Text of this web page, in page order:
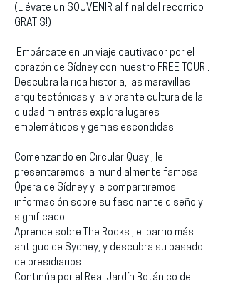
(Llévate un SOUVENIR al final del recorrido
GRATIS!)
corazón de Sídney con nuestro FREE TOUR .
Descubra la rica historia, las maravillas
arquitectónicas y la vibrante cultura de la
ciudad mientras explora lugares
emblemáticos y gemas escondidas.
Comenzando en Circular Quay , le
presentaremos la mundialmente famosa
Ópera de Sídney y le compartiremos
información sobre su fascinante diseño y
significado.
Aprende sobre The Rocks , el barrio más
antiguo de Sydney, y descubra su pasado
de presidiarios.
Continúa por el Real Jardín Botánico de